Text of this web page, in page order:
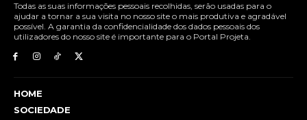
Todas as suas informações pessoais recolhidas, serão usadas para o
ajudar a tornar a sua visita no nosso site o mais produtiva e agradável
possível. A garantia da confidencialidade dos dados pessoais dos
utilizadores do nosso site é importante para o Portal Projeta.
HOME
SOCIEDADE